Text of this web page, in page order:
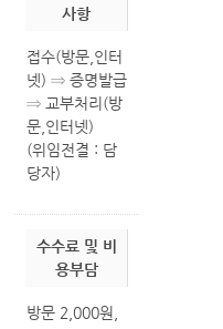
사항
접수(방문,인터
넷) ⇒ 증명발급
⇒ 교부처리(방
문,인터넷)
(위임전결 : 담
당자)
수수료 및 비
용부담
방문 2,000원,